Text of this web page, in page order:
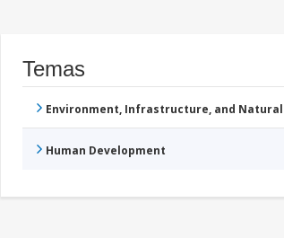
Temas
Environment, Infrastructure, and
Human Development